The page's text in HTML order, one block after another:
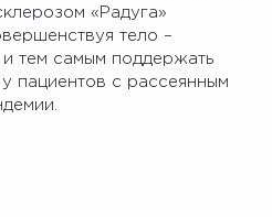
«Радуга»
тело –
тем самым поддержать
пациентов с рассеянным